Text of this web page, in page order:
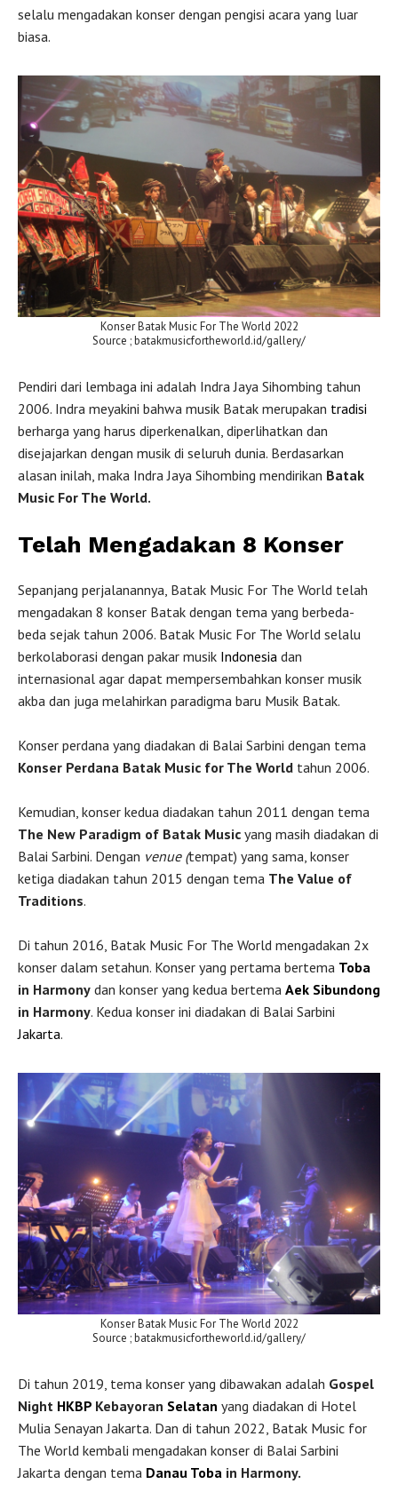
selalu mengadakan konser dengan pengisi acara yang luar
biasa.
Konser Batak Music For The World 2022
Source ; batakmusicfortheworld.id/gallery/
Pendiri dari lembaga ini adalah Indra Jaya Sihombing tahun
2006. Indra meyakini bahwa musik Batak merupakan tradisi
berharga yang harus diperkenalkan, diperlihatkan dan
disejajarkan dengan musik di seluruh dunia. Berdasarkan
alasan inilah, maka Indra Jaya Sihombing mendirikan Batak
Music For The World.
Telah Mengadakan 8 Konser
Sepanjang perjalanannya, Batak Music For The World telah
mengadakan 8 konser Batak dengan tema yang berbeda-
beda sejak tahun 2006. Batak Music For The World selalu
berkolaborasi dengan pakar musik Indonesia dan
internasional agar dapat mempersembahkan konser musik
akba dan juga melahirkan paradigma baru Musik Batak.
Konser perdana yang diadakan di Balai Sarbini dengan tema
Konser Perdana Batak Music for The World tahun 2006.
Kemudian, konser kedua diadakan tahun 2011 dengan tema
The New Paradigm of Batak Music yang masih diadakan di
Balai Sarbini. Dengan venue (tempat) yang sama, konser
ketiga diadakan tahun 2015 dengan tema The Value of
Traditions.
Di tahun 2016, Batak Music For The World mengadakan 2x
konser dalam setahun. Konser yang pertama bertema Toba
in Harmony dan konser yang kedua bertema Aek Sibundong
in Harmony. Kedua konser ini diadakan di Balai Sarbini
Jakarta.
Konser Batak Music For The World 2022
Source ; batakmusicfortheworld.id/gallery/
Di tahun 2019, tema konser yang dibawakan adalah Gospel
Night HKBP Kebayoran Selatan yang diadakan di Hotel
Mulia Senayan Jakarta. Dan di tahun 2022, Batak Music for
The World kembali mengadakan konser di Balai Sarbini
Jakarta dengan tema Danau Toba in Harmony.